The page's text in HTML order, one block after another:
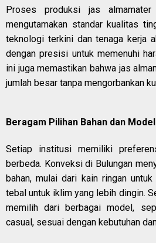
Proses produksi jas
mengutamakan standar kualitas
teknologi terkini dan tenaga kerja
dengan presisi untuk memenuhi
ini juga memastikan bahwa jas
jumlah besar tanpa mengorbankan
Beragam Pilihan Bahan dan Model
Setiap institusi memiliki
berbeda. Konveksi di Bulungan
bahan, mulai dari kain ringan
tebal untuk iklim yang lebih dingin.
memilih dari berbagai model,
casual, sesuai dengan kebutuhan